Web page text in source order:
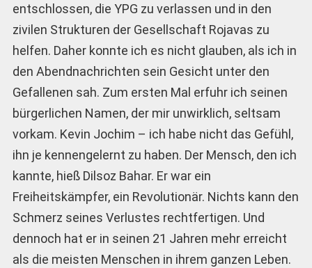
entschlossen, die YPG zu verlassen und in den
zivilen Strukturen der Gesellschaft Rojavas zu
helfen. Daher konnte ich es nicht glauben, als ich in
den Abendnachrichten sein Gesicht unter den
Gefallenen sah. Zum ersten Mal erfuhr ich seinen
bürgerlichen Namen, der mir unwirklich, seltsam
vorkam. Kevin Jochim – ich habe nicht das Gefühl,
ihn je kennengelernt zu haben. Der Mensch, den ich
kannte, hieß Dilsoz Bahar. Er war ein
Freiheitskämpfer, ein Revolutionär. Nichts kann den
Schmerz seines Verlustes rechtfertigen. Und
dennoch hat er in seinen 21 Jahren mehr erreicht
als die meisten Menschen in ihrem ganzen Leben.